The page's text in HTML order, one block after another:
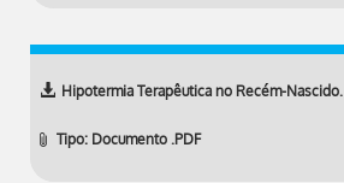
Hipotermia Terapêutica no Recém-Nascido.
Tipo: Documento .PDF